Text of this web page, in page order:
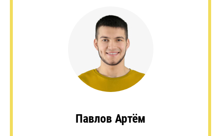
Павлов Артём